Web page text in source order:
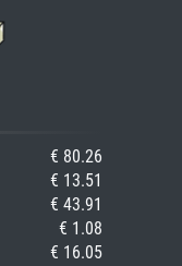
€ 80.26
€ 13.51
€ 43.91
€ 1.08
€ 16.05